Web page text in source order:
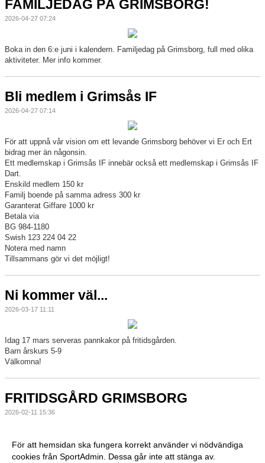
Grimsås IF styrdokument
FAMILJEDAG PÅ GRIMSBORG!
2026-04-27 07:24
Boka in den 6:e juni i kalendern. Familjedag på Grimsborg, full med olika
aktiviteter. Mer info kommer.
Bli medlem i Grimsås IF
2026-04-27 07:14
För att uppnå vår vision om ett levande Grimsborg behöver vi Er och Ert
bidrag mer än någonsin.
Ett medlemskap i Grimsås IF innebär också ett medlemskap i Grimsås IF
Dart.
Enskild medlem 150 kr
Familj boende på samma adress 300 kr
Garanterat Giffare 1000 kr
Betala via
BG 984-1180
Swish 123 224 04 22
Notera med namn
Tillsammans gör vi det möjligt!
Ni kommer väl...
2026-03-17 11:11
Idag 17 mars serveras pannkakor på fritidsgården.
Barn årskurs 5-9
Välkomna!
FRITIDSGÅRD GRIMSBORG
2026-02-11 15:36
För att hemsidan ska fungera korrekt använder vi nödvändiga
cookies från SportAdmin. Dessa går inte att stänga av.